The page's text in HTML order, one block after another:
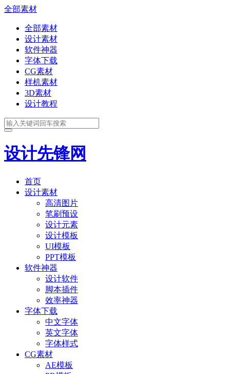
全部素材
全部素材
设计素材
软件神器
字体下载
CG素材
样机素材
3D素材
设计教程
设计先锋网
首页
设计素材
高清图片
笔刷预设
设计元素
设计模板
UI模板
PPT模板
软件神器
设计软件
脚本插件
效率神器
字体下载
中文字体
英文字体
字体样式
CG素材
AE模板